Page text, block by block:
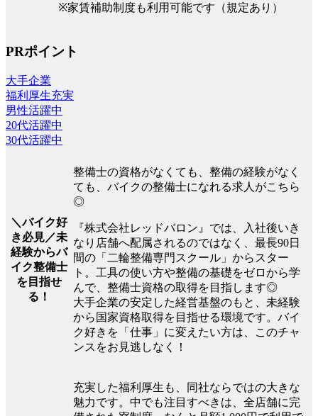
※家賃補助制度も利用可能です（規定あり）
PRポイント
大手企業
福利厚生充実
男性活躍中
20代活躍中
30代活躍中
＼バイク好
き必見／未
経験からバ
イク整備士
を目指せ
る！
整備士の資格がなくても、整備の経験がなく
ても、バイクの整備士になれる求人がこちら
◎
『株式会社レッドバロン』では、入社後いき
なり店舗へ配属されるのではなく、最長90日
間の「二輪整備専門スクール」からスター
ト。工具の使い方や整備の基礎をゼロから学
んで、整備士資格の取得を目指します◎
大手企業の安定した経営基盤のもと、未経験
から国家資格取得を目指せる環境です。バイ
ク好きを「仕事」に変えたい方は、このチャ
ンスをお見逃しなく！
充実した福利厚生も、同社ならではの大きな
魅力です。中でも注目すべきは、全店舗に完